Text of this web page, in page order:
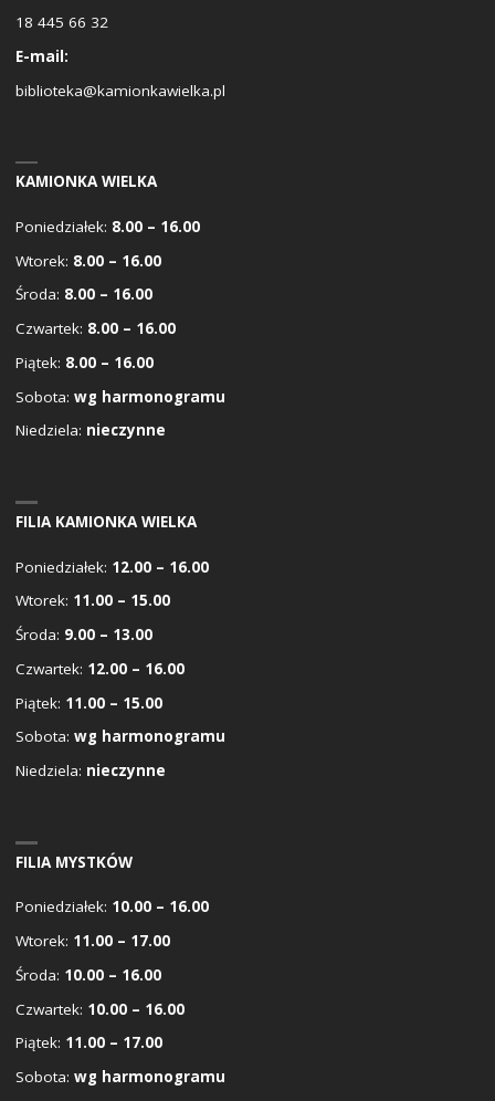
18 445 66 32
E-mail:
biblioteka@kamionkawielka.pl
KAMIONKA WIELKA
Poniedziałek: 8.00 – 16.00
Wtorek: 8.00 – 16.00
Środa: 8.00 – 16.00
Czwartek: 8.00 – 16.00
Piątek: 8.00 – 16.00
Sobota: wg harmonogramu
Niedziela: nieczynne
FILIA KAMIONKA WIELKA
Poniedziałek: 12.00 – 16.00
Wtorek: 11.00 – 15.00
Środa: 9.00 – 13.00
Czwartek: 12.00 – 16.00
Piątek: 11.00 – 15.00
Sobota: wg harmonogramu
Niedziela: nieczynne
FILIA MYSTKÓW
Poniedziałek: 10.00 – 16.00
Wtorek: 11.00 – 17.00
Środa: 10.00 – 16.00
Czwartek: 10.00 – 16.00
Piątek: 11.00 – 17.00
Sobota: wg harmonogramu